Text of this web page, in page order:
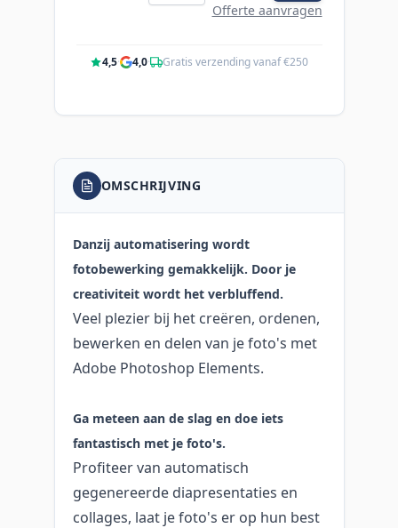
Offerte aanvragen
4,5· 4,0· Gratis verzending vanaf €250
OMSCHRIJVING
Danzij automatisering wordt
fotobewerking gemakkelijk. Door je
creativiteit wordt het verbluffend.
Veel plezier bij het creëren, ordenen,
bewerken en delen van je foto's met
Adobe Photoshop Elements.
Ga meteen aan de slag en doe iets
fantastisch met je foto's.
Profiteer van automatisch
gegenereerde diapresentaties en
collages, laat je foto's er op hun best